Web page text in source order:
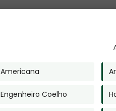
Americana
Engenheiro Coelho